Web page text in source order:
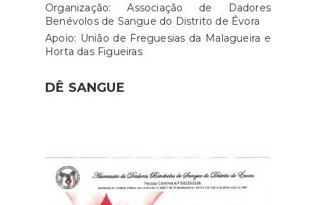
Organização: Associação de Dadores
Benévolos de Sangue do Distrito de Évora
Apoio: União de Freguesias da Malagueira e
Horta das Figueiras
DÊ SANGUE